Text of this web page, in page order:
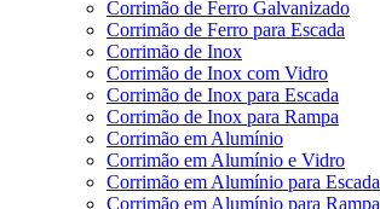
Corrimão de Ferro Galvanizado
Corrimão de Ferro para Escada
Corrimão de Inox
Corrimão de Inox com Vidro
Corrimão de Inox para Escada
Corrimão de Inox para Rampa
Corrimão em Alumínio
Corrimão em Alumínio e Vidro
Corrimão em Alumínio para Escada
Corrimão em Alumínio para Rampa